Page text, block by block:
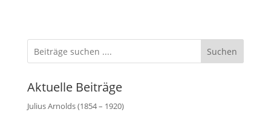
Suchen
Aktuelle Beiträge
Julius Arnolds (1854 – 1920)